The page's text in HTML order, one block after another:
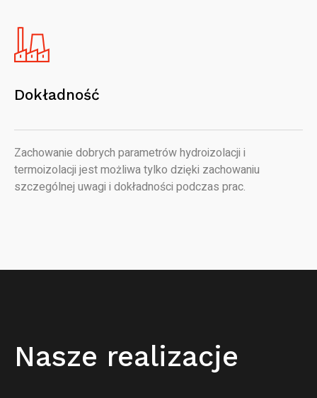
Dokładność
Zachowanie dobrych parametrów hydroizolacji i
termoizolacji jest możliwa tylko dzięki zachowaniu
szczególnej uwagi i dokładności podczas prac.
Nasze realizacje